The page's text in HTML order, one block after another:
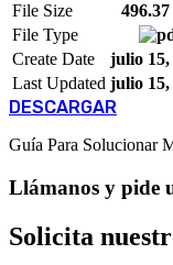
File Size
File Type
Create Date
julio 15,
Last Updated julio 15,
DESCARGAR
Guía Para Solucionar
Llámanos y pide
Solicita